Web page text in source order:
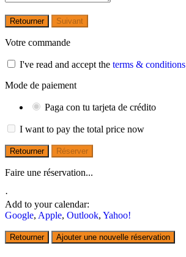
Retourner Suivant
Votre commande
I've read and accept the terms & conditions
Mode de paiement
Paga con tu tarjeta de crédito
I want to pay the total price now
Retourner Réserver
Faire une réservation...
·
Add to your calendar:
Google, Apple, Outlook, Yahoo!
Retourner Ajouter une nouvelle réservation